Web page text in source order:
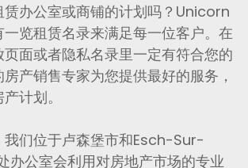
赁办公室或商铺的计划吗？Unicorn
览租赁名录来满足每一位客户。在
面或者隐私名录里一定有符合您的
产销售专家为您提供最好的服务，
计划。
我们位于卢森堡市和Esch-Sur-
办公室会利用对房地产市场的专业